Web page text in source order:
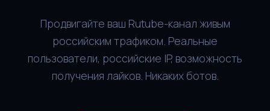
Продвигайте ваш Rutube-канал живым
российским трафиком. Реальные
пользователи, российские IP, возможность
получения лайков. Никаких ботов.